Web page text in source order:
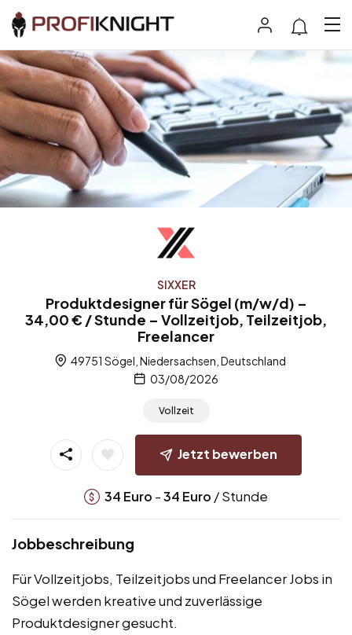
SIXXER
Produktdesigner für Sögel (m/w/d) –
34,00 € / Stunde – Vollzeitjob, Teilzeitjob,
Freelancer
49751 Sögel, Niedersachsen, Deutschland
03/08/2026
Vollzeit
Jetzt bewerben
34 Euro -34 Euro / Stunde
Jobbeschreibung
Für Vollzeitjobs, Teilzeitjobs und Freelancer Jobs in
Sögel werden kreative und zuverlässige
Produktdesigner gesucht.